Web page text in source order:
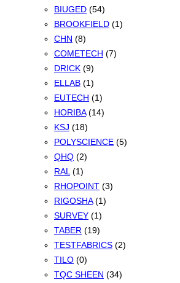
BIUGED (54)
BROOKFIELD (1)
CHN (8)
COMETECH (7)
DRICK (9)
ELLAB (1)
EUTECH (1)
HORIBA (14)
KSJ (18)
POLYSCIENCE (5)
QHQ (2)
RAL (1)
RHOPOINT (3)
RIGOSHA (1)
SURVEY (1)
TABER (19)
TESTFABRICS (2)
TILO (0)
TQC SHEEN (34)